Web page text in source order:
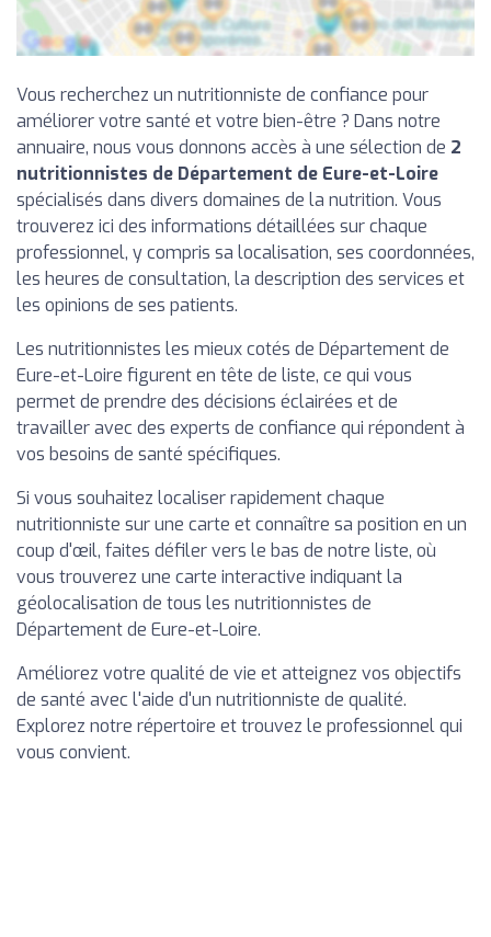
Vous recherchez un nutritionniste de confiance pour
améliorer votre santé et votre bien-être ? Dans notre
annuaire, nous vous donnons accès à une sélection de 2
nutritionnistes de Département de Eure-et-Loire
spécialisés dans divers domaines de la nutrition. Vous
trouverez ici des informations détaillées sur chaque
professionnel, y compris sa localisation, ses coordonnées,
les heures de consultation, la description des services et
les opinions de ses patients.
Les nutritionnistes les mieux cotés de Département de
Eure-et-Loire figurent en tête de liste, ce qui vous
permet de prendre des décisions éclairées et de
travailler avec des experts de confiance qui répondent à
vos besoins de santé spécifiques.
Si vous souhaitez localiser rapidement chaque
nutritionniste sur une carte et connaître sa position en un
coup d'œil, faites défiler vers le bas de notre liste, où
vous trouverez une carte interactive indiquant la
géolocalisation de tous les nutritionnistes de
Département de Eure-et-Loire.
Améliorez votre qualité de vie et atteignez vos objectifs
de santé avec l'aide d'un nutritionniste de qualité.
Explorez notre répertoire et trouvez le professionnel qui
vous convient.